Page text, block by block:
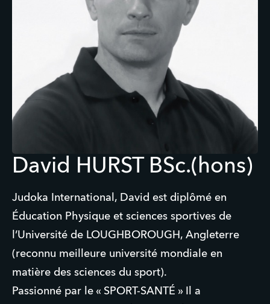
David HURST BSc.(hons)
Judoka International, David est diplômé en
Éducation Physique et sciences sportives de
l’Université de LOUGHBOROUGH, Angleterre
(reconnu meilleure université mondiale en
matière des sciences du sport).
Passionné par le « SPORT-SANTÉ » Il a